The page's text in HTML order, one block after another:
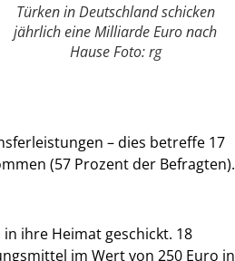
Türken in Deutschland schicken
jährlich eine Milliarde Euro nach
Hause Foto: rg
– dies betreffe 17
(57 Prozent der Befragten).
ihre Heimat geschickt. 18
im Wert von 250 Euro in